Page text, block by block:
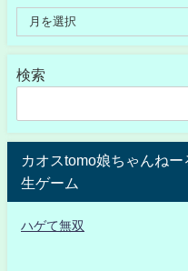
検索
カオスtomo娘ちゃんね
生ゲーム
ハゲて無双